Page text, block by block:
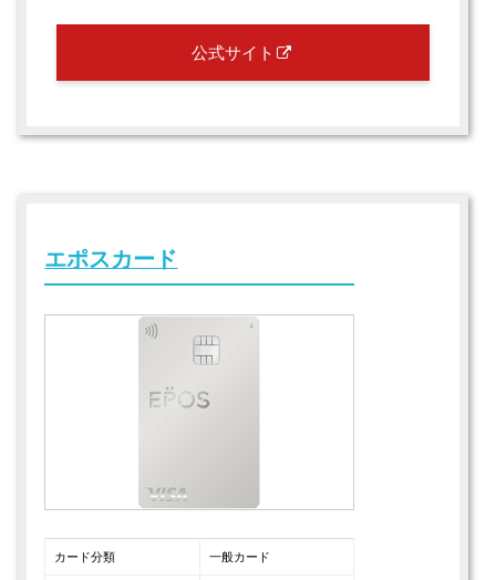
公式サイト
エポスカード
カード分類 一般カード